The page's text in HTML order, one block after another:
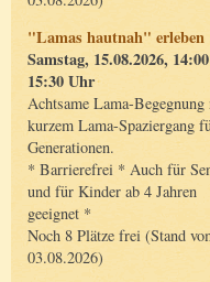
"Lamas hautnah" erleben
Samstag, 15.08.2026,
15:30 Uhr
Achtsame Lama-
kurzem Lama-Spaziergang
Generationen.
* Barrierefrei * Auch für
und für Kinder ab 4 Jahren
geeignet *
Noch 8 Plätze frei (Stand
03.08.2026)